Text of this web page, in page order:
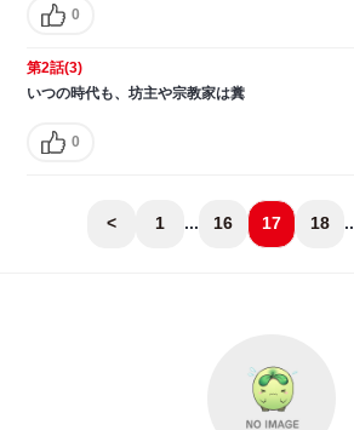
0
第2話(3)
いつの時代も、坊主や宗教家は糞
0
< 1 ... 16 17 18